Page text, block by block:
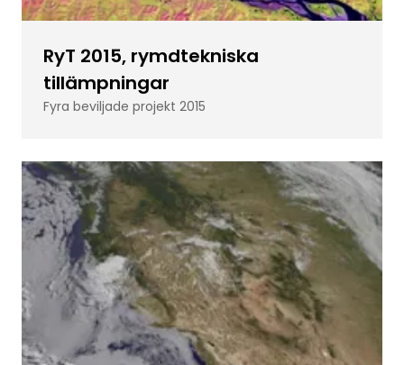
RyT 2015, rymdtekniska
tillämpningar
Fyra beviljade projekt 2015